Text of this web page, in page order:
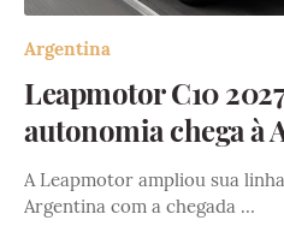
Argentina
Leapmotor C10
autonomia chega à
A Leapmotor ampliou sua
Argentina com a chegada …